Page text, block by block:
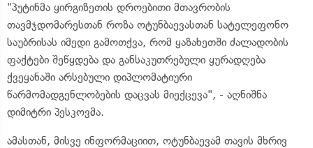
"პუტინმა ყირგიზეთის დროებითი მთავრობის
თავმჯდომარესთან როზა ოტუნბაევასთან სატელეფონო
საუბრისას იმედი გამოთქვა, რომ ყაზახეთში ძალადობის
ფაქტები შეწყდება და განსაკუთრებული ყურადღება
ქვეყანაში არსებული დიპლომატიური
წარმომადგენლობების დაცვას მიექცევა", - აღნიშნა
დიმიტრი პესკოვმა.
ამასთან, მისვე ინფორმაციით, ოტუნბაევამ თავის მხრივ